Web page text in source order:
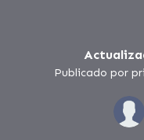
Publicado por